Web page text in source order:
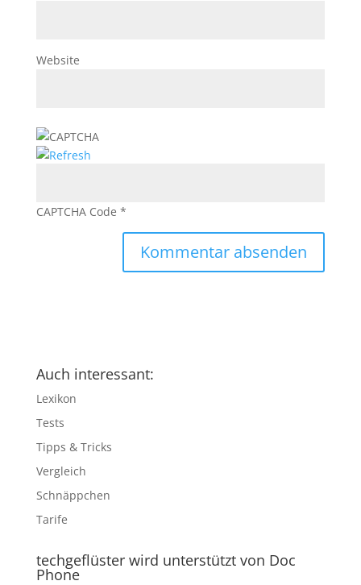
Website
CAPTCHA Code *
Auch interessant:
Lexikon
Tests
Tipps & Tricks
Vergleich
Schnäppchen
Tarife
techgeflüster wird unterstützt von Doc
Phone